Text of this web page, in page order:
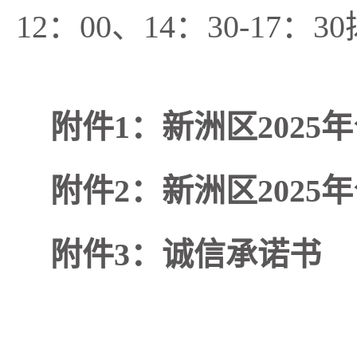
12：00、14：30-17：
附件1：新洲区2025
附件2：新洲区2025
附件3：诚信承诺书